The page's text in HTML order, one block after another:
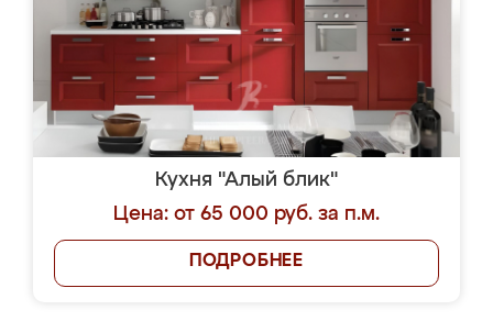
Кухня "Алый блик"
Цена: от 65 000 руб. за п.м.
ПОДРОБНЕЕ